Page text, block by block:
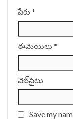
పేరు *
ఈమెయిలు *
వెబ్‌సైటు
Save my